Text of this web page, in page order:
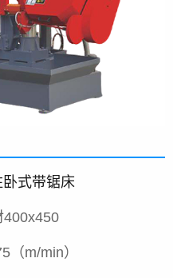
式带锯床
（m/min）